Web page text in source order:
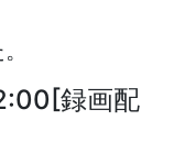
録画配